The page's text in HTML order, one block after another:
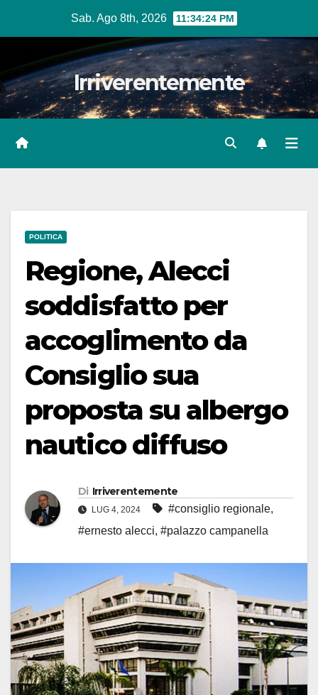
Sab. Ago 8th, 2026 11:34:25 PM
Irriverentemente
POLITICA
Regione, Alecci
soddisfatto per
accoglimento da
Consiglio sua
proposta su albergo
nautico diffuso
Di Irriverentemente
LUG 4, 2024 #consiglio regionale,
#ernesto alecci, #palazzo campanella